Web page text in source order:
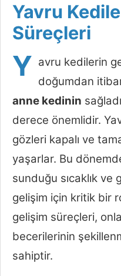
Yavru
Süreçleri
Y avru kedilerin
doğumdan
anne kedinin
derece önemlidir.
gözleri kapalı ve
yaşarlar. Bu
sunduğu sıcaklık ve
gelişim için kritik bir
gelişim süreçleri,
becerilerinin
sahiptir.